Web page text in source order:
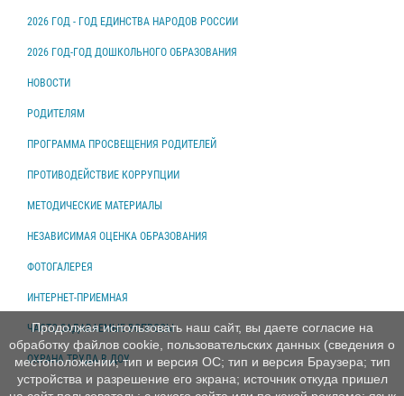
2026 ГОД - ГОД ЕДИНСТВА НАРОДОВ РОССИИ
2026 ГОД-ГОД ДОШКОЛЬНОГО ОБРАЗОВАНИЯ
НОВОСТИ
РОДИТЕЛЯМ
ПРОГРАММА ПРОСВЕЩЕНИЯ РОДИТЕЛЕЙ
ПРОТИВОДЕЙСТВИЕ КОРРУПЦИИ
МЕТОДИЧЕСКИЕ МАТЕРИАЛЫ
НЕЗАВИСИМАЯ ОЦЕНКА ОБРАЗОВАНИЯ
ФОТОГАЛЕРЕЯ
ИНТЕРНЕТ-ПРИЕМНАЯ
ЧАСТО ЗАДАВАЕМЫЕ ВОПРОСЫ
ОХРАНА ТРУДА В ДОУ
Продолжая использовать наш сайт, вы даете согласие на
обработку файлов cookie, пользовательских данных (сведения о
местоположении; тип и версия ОС; тип и версия Браузера; тип
устройства и разрешение его экрана; источник откуда пришел